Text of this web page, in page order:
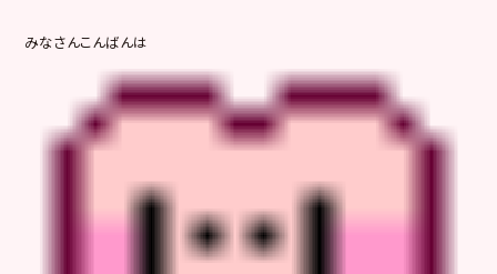
みなさんこんばんは